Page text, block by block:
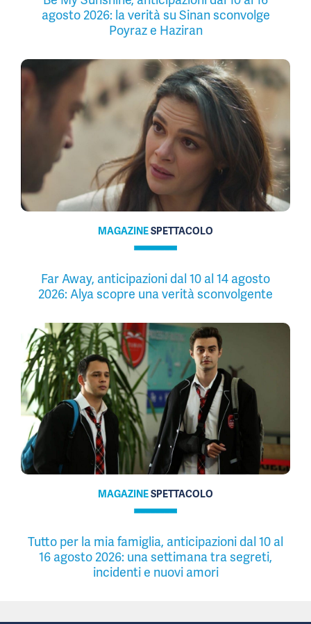
agosto 2026: la verità su Sinan sconvolge
Poyraz e Haziran
MAGAZINESPETTACOLO
Far Away, anticipazioni dal 10 al 14 agosto
2026: Alya scopre una verità sconvolgente
MAGAZINESPETTACOLO
Tutto per la mia famiglia, anticipazioni dal 10 al
16 agosto 2026: una settimana tra segreti,
incidenti e nuovi amori